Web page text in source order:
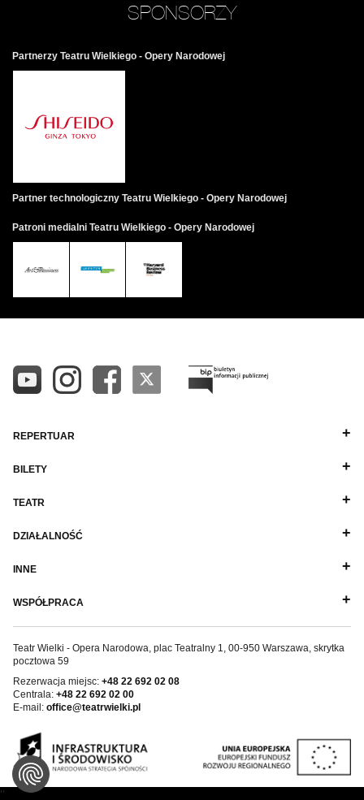
SPONSORZY
Partnerzy Teatru Wielkiego - Opery Narodowej
Partner technologiczny Teatru Wielkiego - Opery Narodowej
Patroni medialni Teatru Wielkiego - Opery Narodowej
REPERTUAR
BILETY
TEATR
DZIAŁALNOŚĆ
INNE
WSPÓŁPRACA
Teatr Wielki - Opera Narodowa, plac Teatralny 1, 00-950 Warszawa, skrytka
pocztowa 59
Rezerwacja miejsc: +48 22 692 02 08
Centrala: +48 22 692 02 00
E-mail: office@teatrwielki.pl
''